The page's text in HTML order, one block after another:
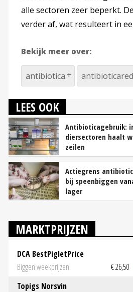
alle sectoren zeer beperkt.
verder af, wat resulteert in
Bekijk meer over:
antibiotica
LEES OOK
Antibioticagebruik:
diersectoren haalt
zeilen
Actiegrens
bij speenbiggen
lager
MARKTPRIJZEN
DCA BestPigletPrice
Biggen weekprijzen
€ 26,50
Topigs Norsvin